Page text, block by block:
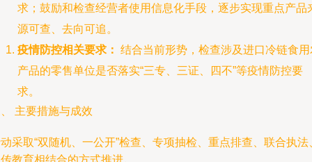
求；鼓励和检查经营者使用信息化手段，逐步实现重点产品
源可查、去向可追。
疫情防控相关要求： 结合当前形势，检查涉及进口冷链食用
产品的零售单位是否落实“三专、三证、四不”等疫情防控要
求。
主要措施与成效
采取“双随机、一公开”检查、专项抽检、重点排查、联合执法
教育相结合的方式推进。